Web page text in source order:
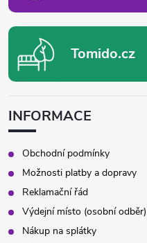
Tomido.cz
INFORMACE
Obchodní podmínky
Možnosti platby a dopravy
Reklamační řád
Výdejní místo (osobní odběr)
Nákup na splátky